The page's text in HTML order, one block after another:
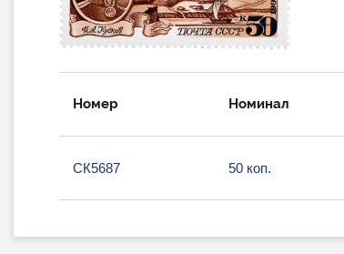
Номер Номинал
СК5687 50 коп.